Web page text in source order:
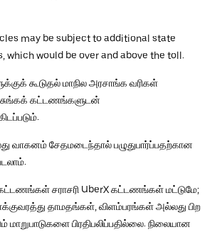
may be subject to additional state
which would be over and above the toll.
கூடுதல் மாநில அரசாங்க வரிகள்
கட்டணங்களுடன்
வாகனம் சேதமடைந்தால் பழுதுபார்ப்பதற்கான
கட்டணங்கள் சராசரி UberX கட்டணங்கள் மட்டுமே;
தாமதங்கள், விளம்பரங்கள் அல்லது பிற
மாறுபாடுகளை பிரதிபலிப்பதில்லை. நிலையான